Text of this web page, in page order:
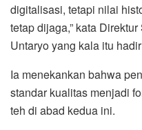
digitalisasi, tetapi nilai
tetap dijaga,” kata
Untaryo yang kala itu
Ia menekankan bahwa
standar kualitas menjadi
teh di abad kedua ini.